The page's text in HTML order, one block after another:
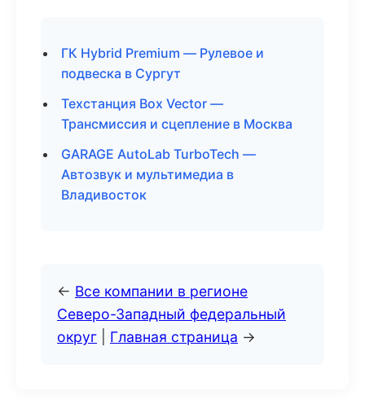
ГК Hybrid Premium — Рулевое и
подвеска в Сургут
Техстанция Box Vector —
Трансмиссия и сцепление в Москва
GARAGE AutoLab TurboTech —
Автозвук и мультимедиа в
Владивосток
← Все компании в регионе
Северо-Западный федеральный
округ
Главная страница →